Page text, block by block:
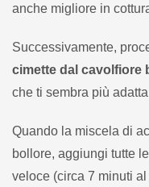
anche migliore in
Successivamente,
cimette dal cavolfiore
che ti sembra più
Quando la miscela di
bollore, aggiungi tutte
veloce (circa 7 minuti